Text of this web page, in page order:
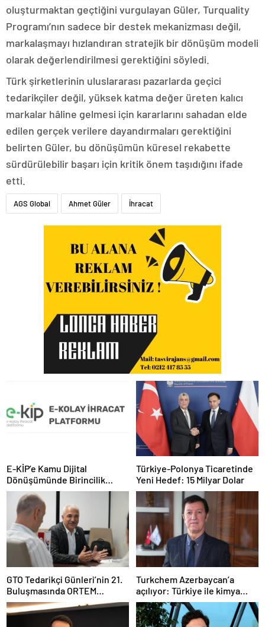
oluşturmaktan geçtiğini vurgulayan Güler, Turquality
Programı’nın sadece bir destek mekanizması değil,
markalaşmayı hızlandıran stratejik bir dönüşüm modeli
olarak değerlendirilmesi gerektiğini söyledi.
Türk şirketlerinin uluslararası pazarlarda geçici
tedarikçiler değil, yüksek katma değer üreten kalıcı
markalar hâline gelmesi için kararlarını sahadan elde
edilen gerçek verilere dayandırmaları gerektiğini
belirten Güler, bu dönüşümün küresel rekabette
sürdürülebilir başarı için kritik önem taşıdığını ifade
etti.
AGS Global Ahmet Güler İhracat
E-KİP’e Kamu Dijital
Dönüşümünde Birincilik
Ödülü
Türkiye-Polonya Ticaretinde
Yeni Hedef: 15 Milyar Dolar
GTO Tedarikçi Günleri’nin 21.
Buluşmasında ORTEM
Elektronik Tedarikçi
Adaylarıyla Buluştu
Turkchem Azerbaycan’a
açılıyor: Türkiye ile kimya
ticaretinde yeni dönem